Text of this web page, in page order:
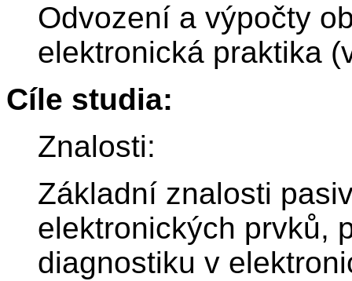
Odvození a výpočty
elektronická praktika
Cíle studia:
Znalosti:
Základní znalosti
elektronických prvků,
diagnostiku v